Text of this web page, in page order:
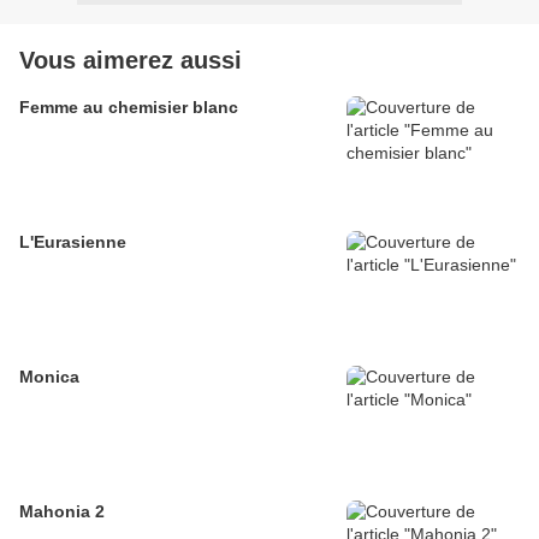
Vous aimerez aussi
Femme au chemisier blanc
L'Eurasienne
Monica
Mahonia 2